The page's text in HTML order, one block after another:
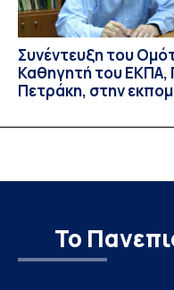
Συνέντευξη του
Καθηγητή του ΕΚΠΑ,
Πετράκη, στην
Το